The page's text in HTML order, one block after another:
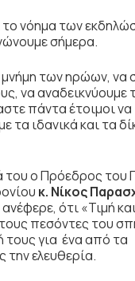
το νόημα των
σήμερα.
μνήμη των ηρώων, να
να αναδεικνύουμε
πάντα έτοιμοι να
τα ιδανικά και τα
ο Πρόεδρος του
κ. Νίκος
ότι «Τιμή
πεσόντες του
για ένα από τα
ελευθερία.